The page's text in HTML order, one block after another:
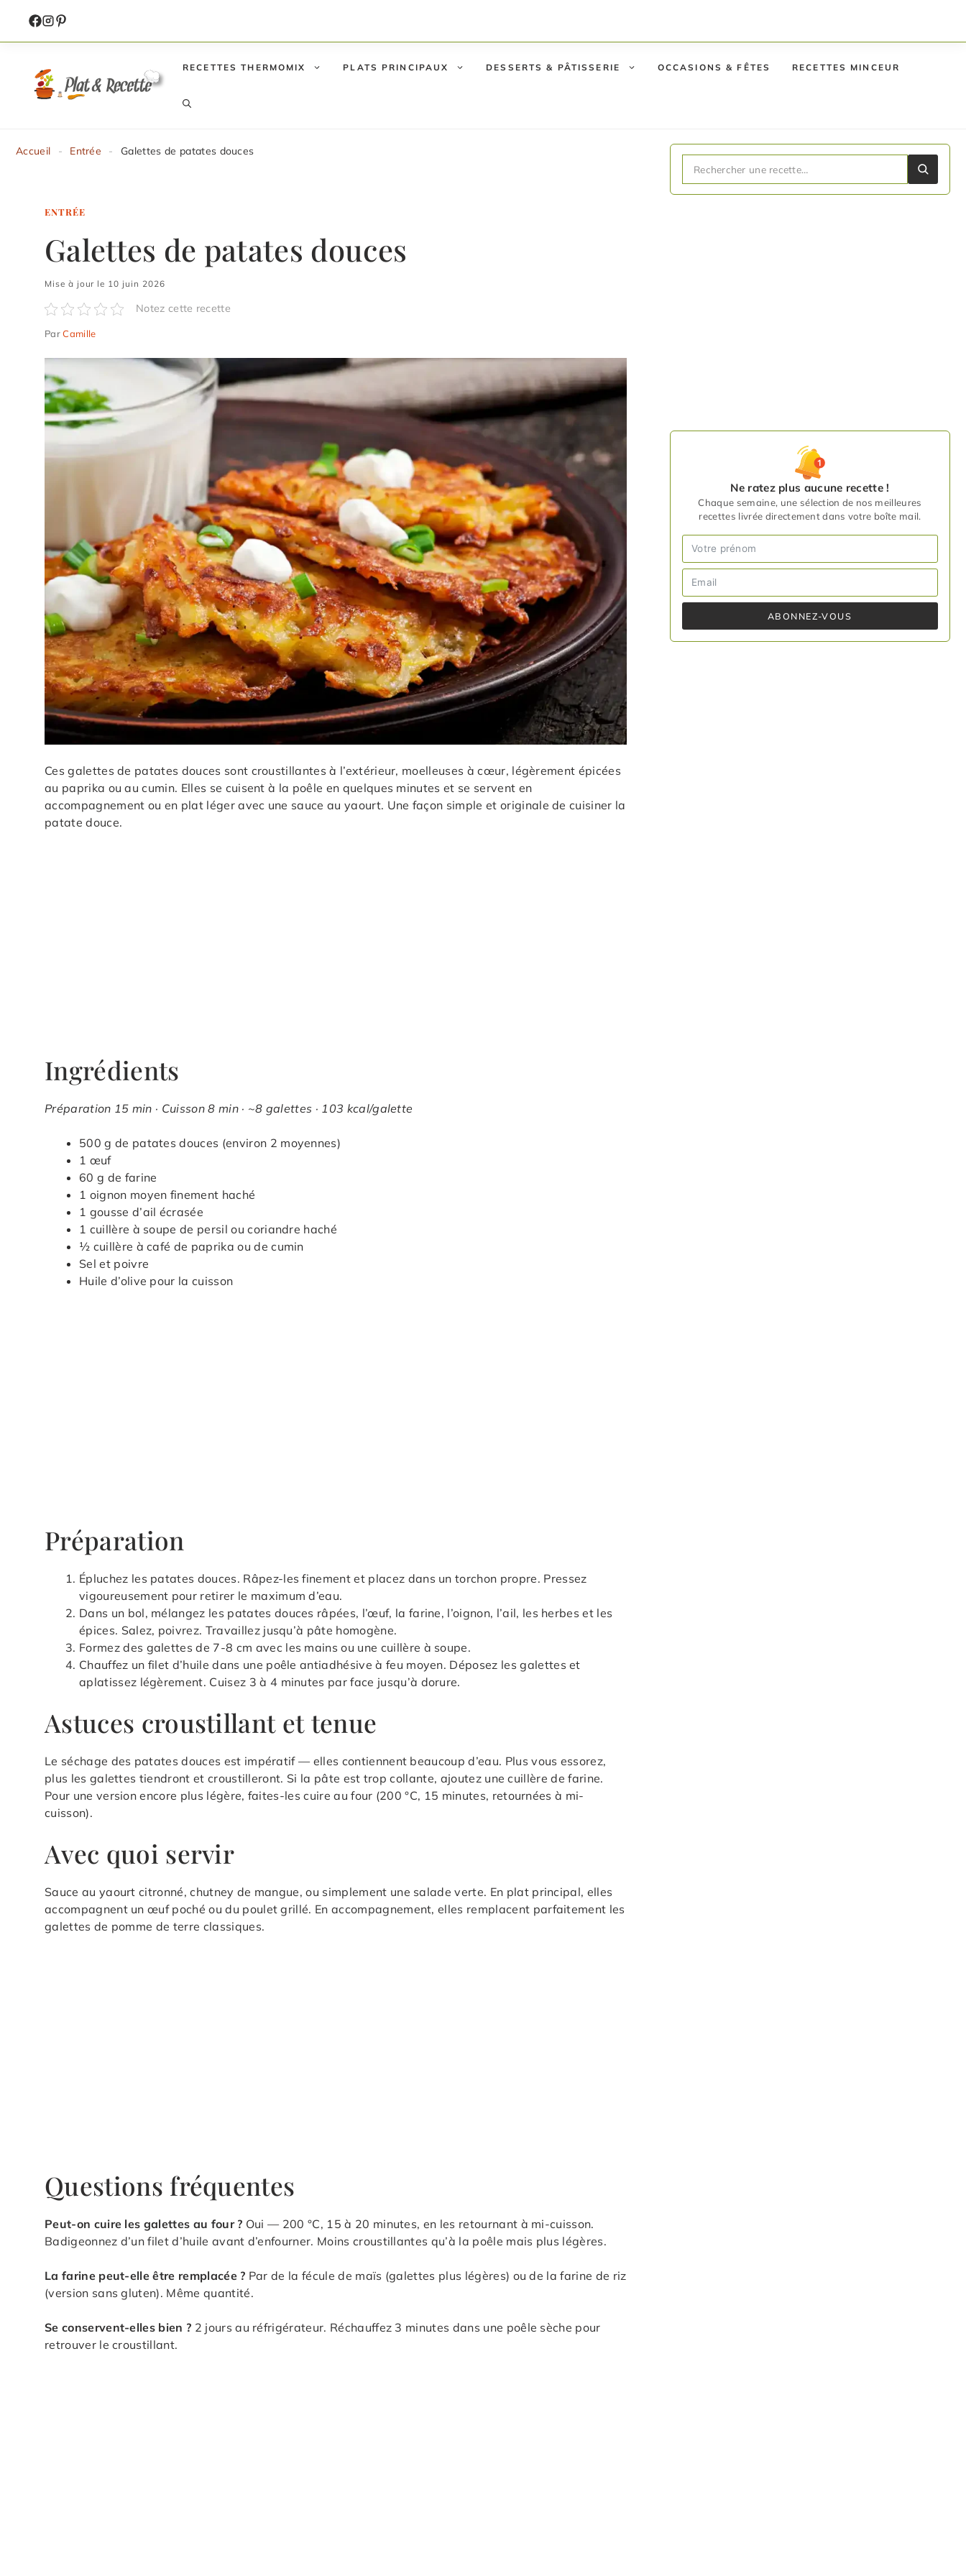
contenu
RECETTES THERMOMIX PLATS PRINCIPAUX DESSERTS & PÂTISSERIE OCCASIONS & FÊTES RECETTES MINCEUR
Accueil - Entrée - Galettes de patates douces
ENTRÉE
Galettes de patates douces
Mise à jour le 10 juin 2026
Notez cette recette
ParCamille
Ces galettes de patates douces sont croustillantes à l’extérieur, moelleuses à cœur, légèrement épicées
au paprika ou au cumin. Elles se cuisent à la poêle en quelques minutes et se servent en
accompagnement ou en plat léger avec une sauce au yaourt. Une façon simple et originale de cuisiner la
patate douce.
Ingrédients
Préparation 15 min · Cuisson 8 min · ~8 galettes · 103 kcal/galette
500 g de patates douces (environ 2 moyennes)
1 œuf
60 g de farine
1 oignon moyen finement haché
1 gousse d’ail écrasée
1 cuillère à soupe de persil ou coriandre haché
½ cuillère à café de paprika ou de cumin
Sel et poivre
Huile d’olive pour la cuisson
Préparation
Épluchez les patates douces. Râpez-les finement et placez dans un torchon propre. Pressez
vigoureusement pour retirer le maximum d’eau.
Dans un bol, mélangez les patates douces râpées, l’œuf, la farine, l’oignon, l’ail, les herbes et les
épices. Salez, poivrez. Travaillez jusqu’à pâte homogène.
Formez des galettes de 7-8 cm avec les mains ou une cuillère à soupe.
Chauffez un filet d’huile dans une poêle antiadhésive à feu moyen. Déposez les galettes et
aplatissez légèrement. Cuisez 3 à 4 minutes par face jusqu’à dorure.
Astuces croustillant et tenue
Le séchage des patates douces est impératif — elles contiennent beaucoup d’eau. Plus vous essorez,
plus les galettes tiendront et croustilleront. Si la pâte est trop collante, ajoutez une cuillère de farine.
Pour une version encore plus légère, faites-les cuire au four (200 °C, 15 minutes, retournées à mi-
cuisson).
Avec quoi servir
Sauce au yaourt citronné, chutney de mangue, ou simplement une salade verte. En plat principal, elles
accompagnent un œuf poché ou du poulet grillé. En accompagnement, elles remplacent parfaitement les
galettes de pomme de terre classiques.
Questions fréquentes
Peut-on cuire les galettes au four ? Oui — 200 °C, 15 à 20 minutes, en les retournant à mi-cuisson.
Badigeonnez d’un filet d’huile avant d’enfourner. Moins croustillantes qu’à la poêle mais plus légères.
La farine peut-elle être remplacée ? Par de la fécule de maïs (galettes plus légères) ou de la farine de riz
(version sans gluten). Même quantité.
Se conservent-elles bien ? 2 jours au réfrigérateur. Réchauffez 3 minutes dans une poêle sèche pour
retrouver le croustillant.
Ne ratez plus aucune recette !
Chaque semaine, une sélection de nos meilleures
recettes livrée directement dans votre boîte mail.
ABONNEZ-VOUS